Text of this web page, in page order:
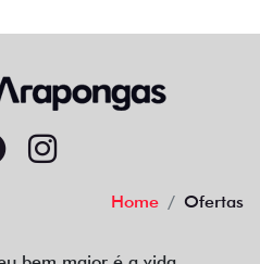
Home Ofertas